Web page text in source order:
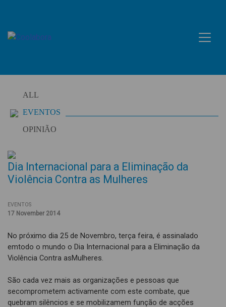
content
ALL
EVENTOS
OPINIÃO
Dia Internacional para a Eliminação da
Violência Contra as Mulheres
EVENTOS
17 November 2014
No próximo dia 25 de Novembro, terça feira, é assinalado
emtodo o mundo o Dia Internacional para a Eliminação da
Violência Contra asMulheres.
São cada vez mais as organizações e pessoas que
secomprometem activamente com este combate, que
quebram silêncios e se mobilizamem função de acções